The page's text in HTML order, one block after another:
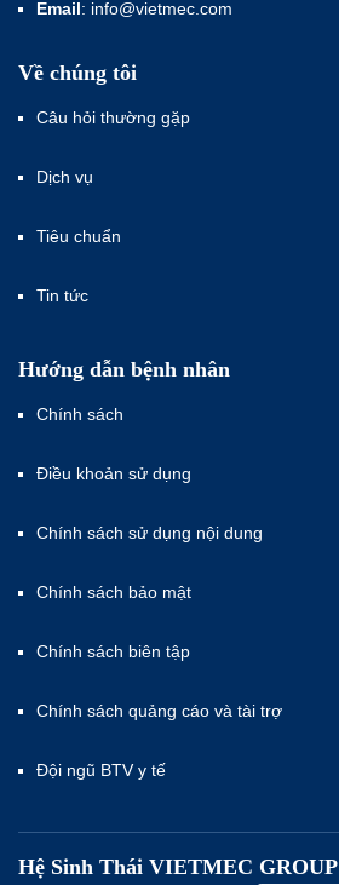
Email: info@vietmec.com
Về chúng tôi
Câu hỏi thường gặp
Dịch vụ
Tiêu chuẩn
Tin tức
Hướng dẫn bệnh nhân
Chính sách
Điều khoản sử dụng
Chính sách sử dụng nội dung
Chính sách bảo mật
Chính sách biên tập
Chính sách quảng cáo và tài trợ
Đội ngũ BTV y tế
Hệ Sinh Thái VIETMEC GROUP